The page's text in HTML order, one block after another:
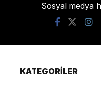
Sosyal medya
KATEGORİLER